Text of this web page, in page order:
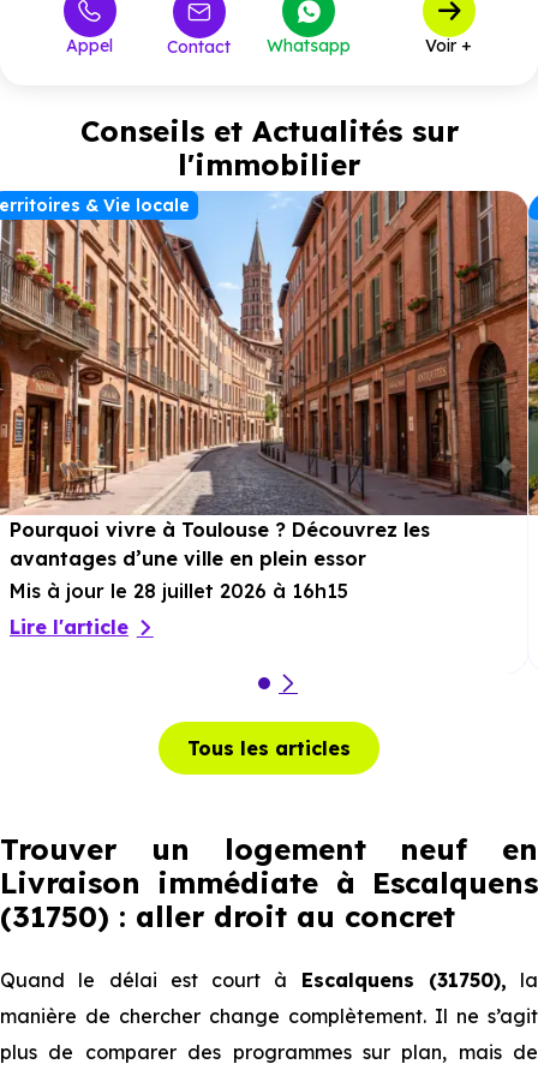
Appel Contact Whatsapp Voir +
Conseils et Actualités sur
l'immobilier
& Vie locale
Pourquoi vivre à Toulouse ? Découvrez les
avantages d’une ville en plein essor
Mis à jour le 28 juillet 2026 à 16h15
Lire l'article
Tous les articles
Trouver un logement neuf en
Livraison immédiate à Escalquens
(31750) : aller droit au concret
Quand le délai est court à Escalquens (31750), la
manière de chercher change complètement. Il ne s’agit
plus de comparer des programmes sur plan, mais de